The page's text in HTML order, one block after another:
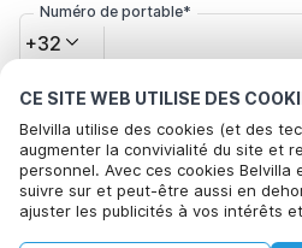
CE SITE WEB UTILISE DES
Belvilla utilise des cookies (et des
augmenter la convivialité du site et
personnel. Avec ces cookies Belvilla
suivre sur et peut-être aussi en
ajuster les publicités à vos intérêts
Numéro de portable*
+32
Votre adresse e-mail*
Cliquez ici pour vous désabonner
pouvez vous désinscrire à tout